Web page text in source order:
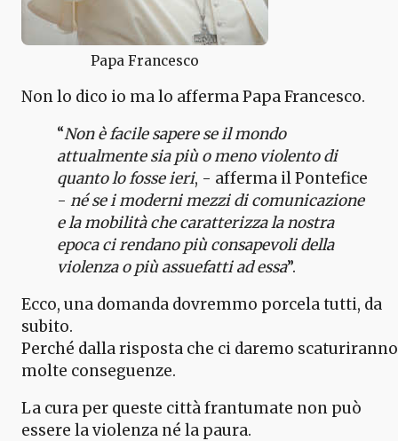
Papa Francesco
Non lo dico io ma lo afferma Papa Francesco.
“Non è facile sapere se il mondo
attualmente sia più o meno violento di
quanto lo fosse ieri, - afferma il Pontefice
- né se i moderni mezzi di comunicazione
e la mobilità che caratterizza la nostra
epoca ci rendano più consapevoli della
violenza o più assuefatti ad essa”.
Ecco, una domanda dovremmo porcela tutti, da
subito.
Perché dalla risposta che ci daremo scaturiranno
molte conseguenze.
La cura per queste città frantumate non può
essere la violenza né la paura.